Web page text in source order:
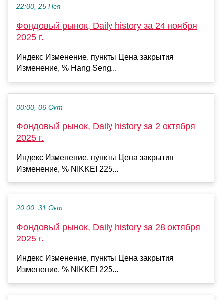
22:00, 25 Ноя
Фондовый рынок, Daily history за 24 ноября
2025 г.
Индекс Изменение, пункты Цена закрытия
Изменение, % Hang Seng...
00:00, 06 Окт
Фондовый рынок, Daily history за 2 октября
2025 г.
Индекс Изменение, пункты Цена закрытия
Изменение, % NIKKEI 225...
20:00, 31 Окт
Фондовый рынок, Daily history за 28 октября
2025 г.
Индекс Изменение, пункты Цена закрытия
Изменение, % NIKKEI 225...